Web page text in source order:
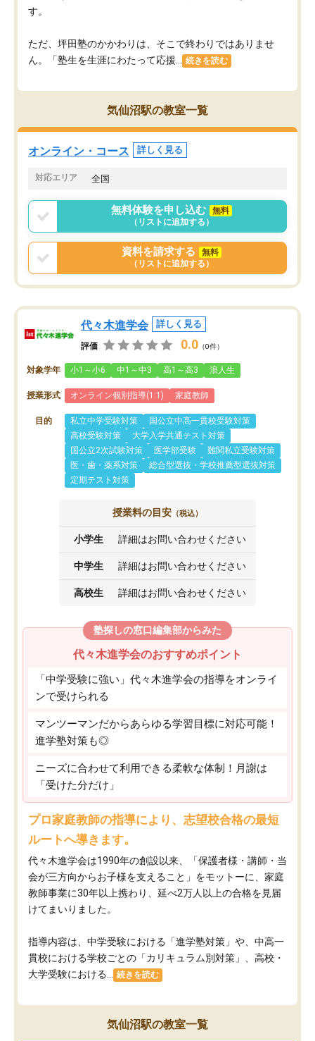
す。
ただ、坪田塾のかかわりは、そこで終わりではありませ
ん。「塾生を生涯にわたって応援...
続きを読む
気仙沼駅の教室一覧
オンライン・コース 詳しく見る
対応エリア 全国
無料体験を申し込む
無料
（リストに追加する）
資料を請求する
無料
（リストに追加する）
代々木進学会 詳しく見る
評価 0.0 （0件）
対象学年 小1～小6 中1～中3 高1～高3 浪人生
授業形式 オンライン個別指導(1:1) 家庭教師
目的 私立中学受験対策
国公立中高一貫校受験対策
高校受験対策
大学入学共通テスト対策
国公立2次試験対策
医学部受験
難関私立受験対策
医・歯・薬系対策
総合型選抜・学校推薦型選抜対策
定期テスト対策
授業料の目安 （税込）
小学生 詳細はお問い合わせください
中学生 詳細はお問い合わせください
高校生 詳細はお問い合わせください
塾探しの窓口編集部からみた
代々木進学会のおすすめポイント
「中学受験に強い」代々木進学会の指導をオンライ
ンで受けられる
マンツーマンだからあらゆる学習目標に対応可能！
進学塾対策も◎
ニーズに合わせて利用できる柔軟な体制！月謝は
「受けた分だけ」
プロ家庭教師の指導により、志望校合格の最短
ルートへ導きます。
代々木進学会は1990年の創設以来、「保護者様・講師・当
会が三方向からお子様を支えること」をモットーに、家庭
教師事業に30年以上携わり、延べ2万人以上の合格を見届
けてまいりました。
指導内容は、中学受験における「進学塾対策」や、中高一
貫校における学校ごとの「カリキュラム別対策」、高校・
大学受験における...
続きを読む
気仙沼駅の教室一覧